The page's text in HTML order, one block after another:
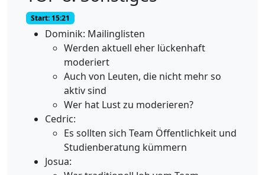
Start: 15:21
Dominik: Mailinglisten
Werden aktuell eher lückenhaft
moderiert
Auch von Leuten, die nicht mehr so
aktiv sind
Wer hat Lust zu moderieren?
Cedric:
Es sollten sich Team Öffentlichkeit und
Studienberatung kümmern
Josua: